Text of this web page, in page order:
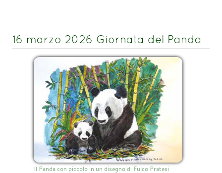
16 marzo 2026 Giornata del Panda
Il Panda con piccolo in un disegno di Fulco Pratesi